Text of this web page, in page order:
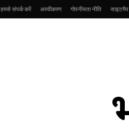
हमसे संपर्क करें अस्वीकरण गोपनीयता नीति साइटमैप